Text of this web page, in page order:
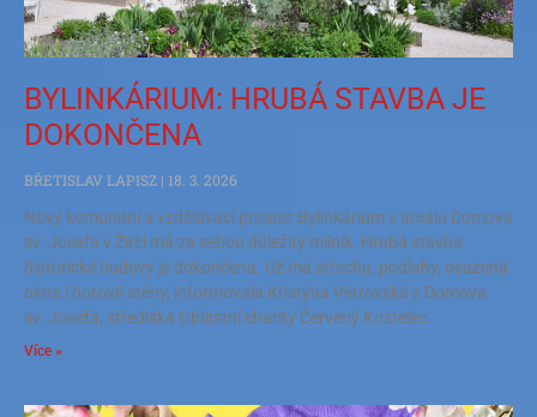
BYLINKÁRIUM: HRUBÁ STAVBA JE
DOKONČENA
BŘETISLAV LAPISZ
18. 3. 2026
Nový komunitní a vzdělávací prostor Bylinkárium v areálu Domova
sv. Josefa v Žirči má za sebou důležitý milník. Hrubá stavba
historické budovy je dokončena. Už má střechu, podlahy, osazená
okna i hotové stěny, informovala Kristýna Větrovská z Domova
sv. Josefa, střediska Oblastní charity Červený Kostelec.
Více »